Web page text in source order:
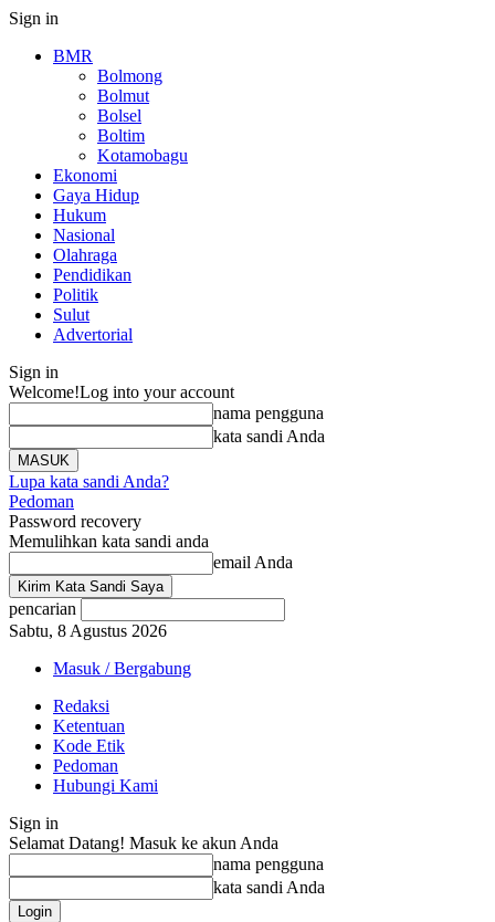
Sign in
BMR
Bolmong
Bolmut
Bolsel
Boltim
Kotamobagu
Ekonomi
Gaya Hidup
Hukum
Nasional
Olahraga
Pendidikan
Politik
Sulut
Advertorial
Sign in
Welcome!Log into your account
nama pengguna
kata sandi Anda
Lupa kata sandi Anda?
Pedoman
Password recovery
Memulihkan kata sandi anda
email Anda
pencarian
Sabtu, 8 Agustus 2026
Masuk / Bergabung
Redaksi
Ketentuan
Kode Etik
Pedoman
Hubungi Kami
Sign in
Selamat Datang! Masuk ke akun Anda
nama pengguna
kata sandi Anda